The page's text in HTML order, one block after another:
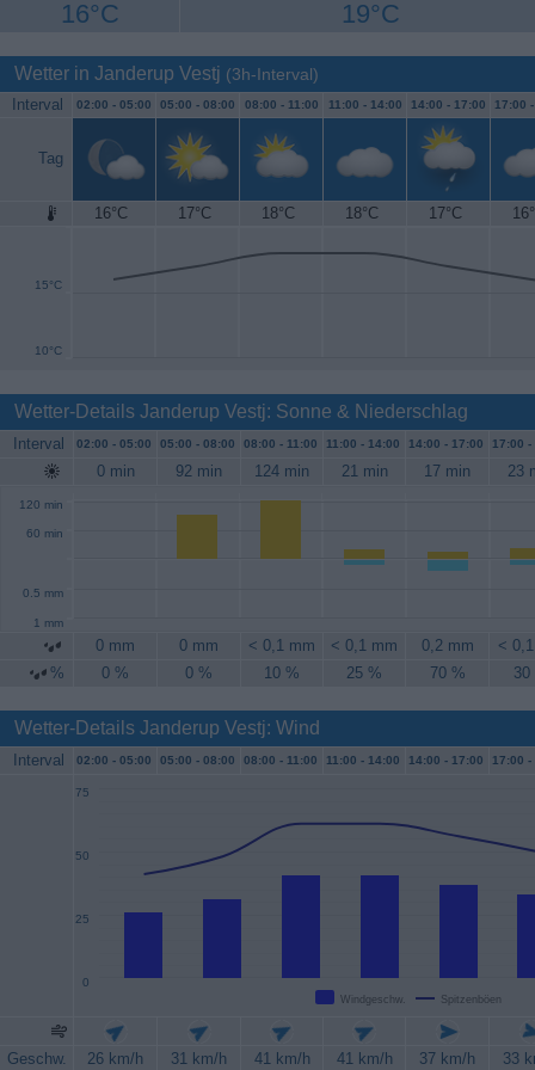
16°C 19°C
Wetter in Janderup Vestj (3h-Interval)
Interval 02:00 - 05:00 05:00 - 08:00 08:00 - 11:00 11:00 - 14:00 14:00 - 17:00 17:00
Tag
16°C 17°C 18°C 18°C 17°C
10°C
15°C
20°C
Wetter-Details Janderup Vestj: Sonne & Niederschlag
Interval 02:00 - 05:00 05:00 - 08:00 08:00 - 11:00 11:00 - 14:00 14:00 - 17:00 17:00 -
0 min 92 min 124 min 21 min 17 min 23
60 min
120 min
0.5 mm
1 mm
0 mm 0 mm < 0,1 mm < 0,1 mm 0,2 mm
<
%
0 % 0 % 10 % 25 % 70 % 30
Wetter-Details Janderup Vestj: Wind
Interval 02:00 - 05:00 05:00 - 08:00 08:00 - 11:00 11:00 - 14:00 14:00 - 17:00 17:00 -
Windgeschw. Spitzenböen
0
25
50
75
Geschw. 26 km/h 31 km/h 41 km/h 41 km/h 37 km/h
33